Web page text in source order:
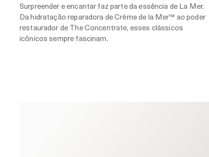
Surpreender e encantar faz parte da essência de La Mer.
Da hidratação reparadora de Crème de la Mer™ ao poder
restaurador de The Concentrate, esses clássicos
icônicos sempre fascinam.